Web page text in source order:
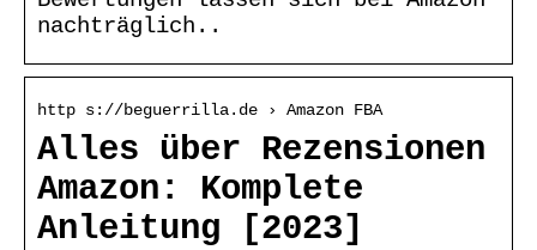
nachträglich..
http s://beguerrilla.de › Amazon FBA
Alles über Rezensionen
Amazon: Komplete
Anleitung [2023]